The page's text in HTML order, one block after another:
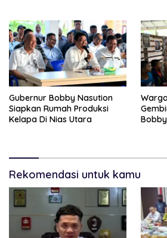
Gubernur Bobby Nasution
Siapkan Rumah Produksi
Kelapa Di Nias Utara
Rekomendasi untuk kamu